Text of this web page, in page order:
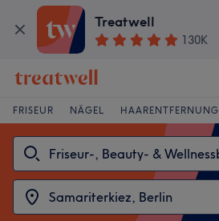
Treatwell
130K
FRISEUR NÄGEL HAARENTFERNUNG